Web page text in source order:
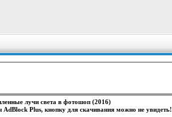
лучи света в фотошоп (2016)
Plus, кнопку для скачивания можно не увидеть!